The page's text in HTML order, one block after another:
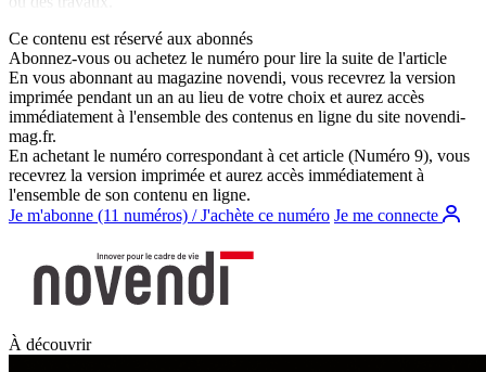
Ce contenu est réservé aux abonnés
Abonnez-vous ou achetez le numéro pour lire la suite de l'article
En vous abonnant au magazine novendi, vous recevrez la version
imprimée pendant un an au lieu de votre choix et aurez accès
immédiatement à l'ensemble des contenus en ligne du site novendi-
mag.fr.
En achetant le numéro correspondant à cet article (Numéro 9), vous
recevrez la version imprimée et aurez accès immédiatement à
l'ensemble de son contenu en ligne.
Je m'abonne (11 numéros) / J'achète ce numéro Je me connecte
À découvrir